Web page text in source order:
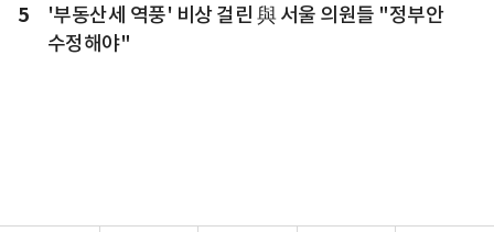
5
'부동산세 역풍' 비상 걸린 與 서울 의원들 "정부안
수정해야"